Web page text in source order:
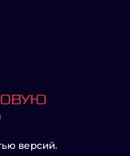
версий.